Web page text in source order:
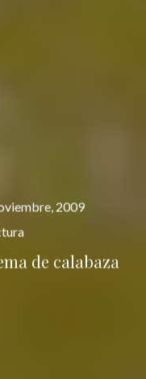
2009
de calabaza